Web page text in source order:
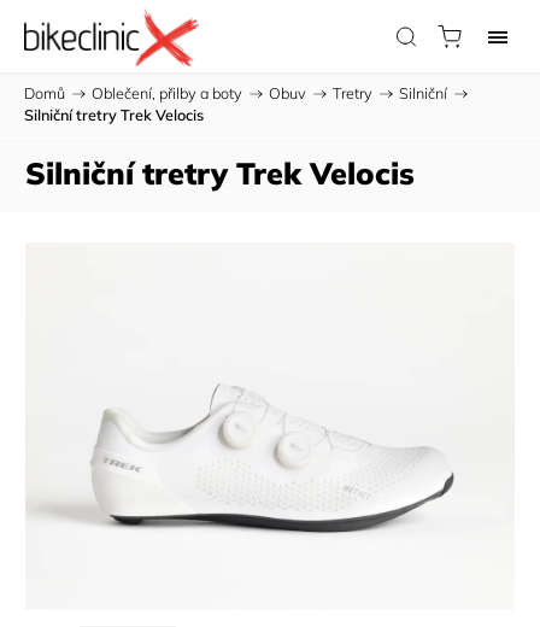
Domů / Oblečení, přilby a boty / Obuv / Tretry / Silniční /
Silniční tretry Trek Velocis
Silniční tretry Trek Velocis